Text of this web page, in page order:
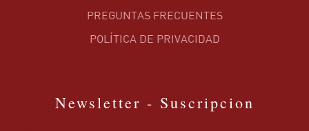
PREGUNTAS FRECUENTES
POLÍTICA DE PRIVACIDAD
Newsletter - Suscripcion